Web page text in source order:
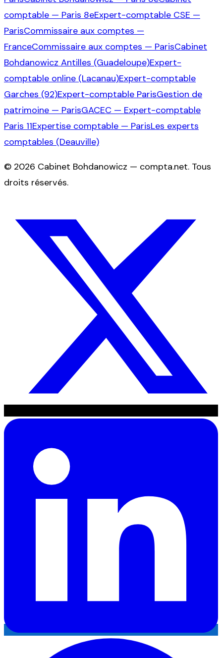
comptable — Paris 8eExpert-comptable CSE —
ParisCommissaire aux comptes —
FranceCommissaire aux comptes — ParisCabinet
Bohdanowicz Antilles (Guadeloupe)Expert-
comptable online (Lacanau)Expert-comptable
Garches (92)Expert-comptable ParisGestion de
patrimoine — ParisGACEC — Expert-comptable
Paris 11Expertise comptable — ParisLes experts
comptables (Deauville)
© 2026 Cabinet Bohdanowicz — compta.net. Tous
droits réservés.